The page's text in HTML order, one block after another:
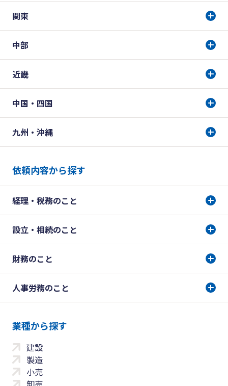
関東
中部
近畿
中国・四国
九州・沖縄
依頼内容から探す
経理・税務のこと
設立・相続のこと
財務のこと
人事労務のこと
業種から探す
建設
製造
小売